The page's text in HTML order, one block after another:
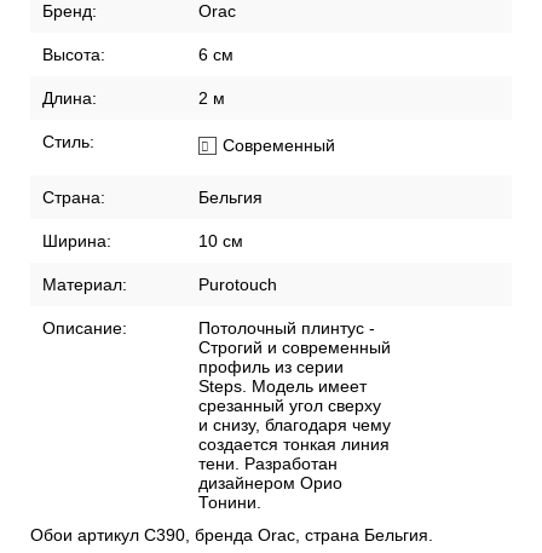
Бренд: Orac
Высота: 6 см
Длина: 2 м
Стиль: Современный
Страна: Бельгия
Ширина: 10 см
Материал: Purotouch
Описание:
Потолочный плинтус -
Строгий и современный
профиль из серии
Steps. Модель имеет
срезанный угол сверху
и снизу, благодаря чему
создается тонкая линия
тени. Разработан
дизайнером Орио
Тонини.
Обои артикул C390, бренда Orac, страна Бельгия.